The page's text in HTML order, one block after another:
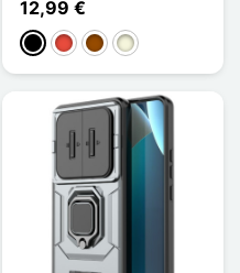
12,99 €
PretoVermelho
Castanho
Bege